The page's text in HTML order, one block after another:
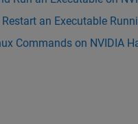
an Executable
Commands on NVIDIA